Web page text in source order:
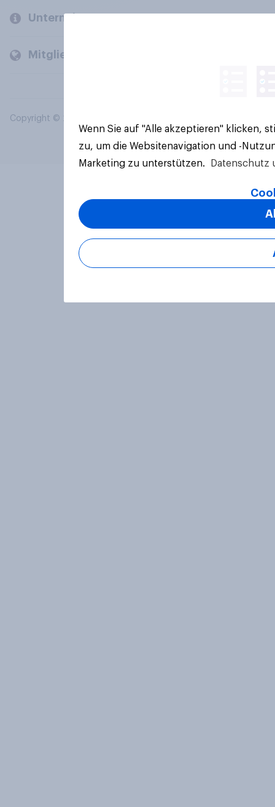
Unternehmen
Mitglieder und Kunden
Copyright © 2026 YouGov PLC. Alle Rechte vorbehalten.
Wenn Sie auf "Alle akzeptieren" klicken,
zu, um die Websitenavigation und -
Marketing zu unterstützen.
Datenschutz